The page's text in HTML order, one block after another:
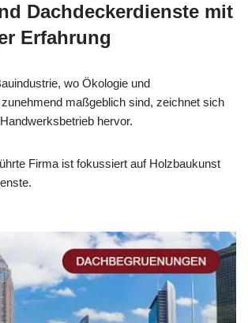
Dachdeckerdienste mit
Erfahrung
wo Ökologie und
maßgeblich sind, zeichnet sich
hervor.
Firma ist fokussiert auf Holzbaukunst